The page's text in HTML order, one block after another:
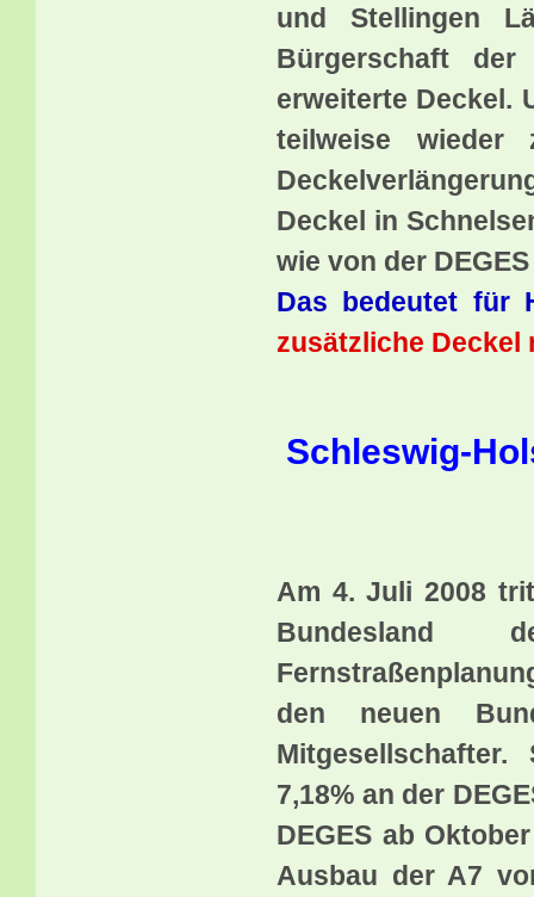
und Stellingen
Bürgerschaft der
erweiterte Deckel.
teilweise
Deckel in
wie von der
Das bedeutet für
zusätzliche Deckel
Schleswig-
Am 4. Juli 2008
Bundesland
den neuen
7,18% an der
DEGES ab
Ausbau der A7